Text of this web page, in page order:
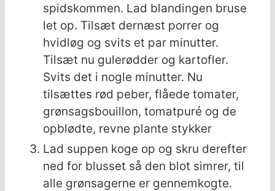
spidskommen. Lad blandingen bruse
let op. Tilsæt dernæst porrer og
hvidløg og svits et par minutter.
Tilsæt nu gulerødder og kartofler.
Svits det i nogle minutter. Nu
tilsættes rød peber, flåede tomater,
grønsagsbouillon, tomatpuré og de
opblødte, revne plante stykker
Lad suppen koge op og skru derefter
ned for blusset så den blot simrer, til
alle grønsagerne er gennemkogte.